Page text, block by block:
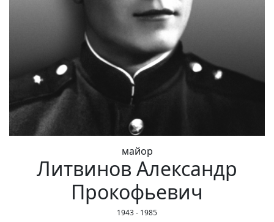
майор
Литвинов Александр
Прокофьевич
1943 - 1985